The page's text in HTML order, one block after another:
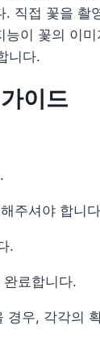
직접 꽃을 촬
이 꽃의 이미
니다.
이드
주셔야 합니
.
료합니다.
경우, 각각의